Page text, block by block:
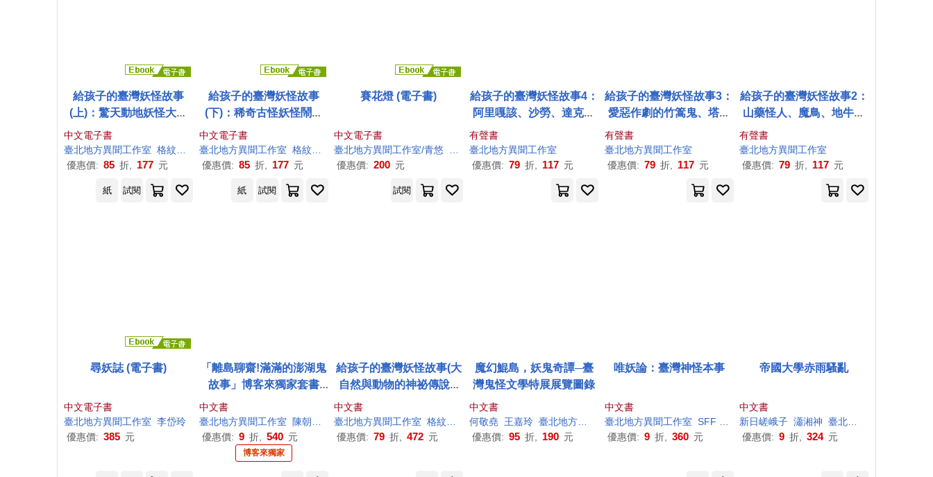
給孩子的臺灣妖怪故事
(上)：驚天動地妖怪大集
合!大自然與動物的神祕傳
說 (電子書)
中文電子書
臺北地方異聞工作室 格紋上的茶漬（莊予瀞）
優惠價: 85 折, 177 元
給孩子的臺灣妖怪故事
(下)：稀奇古怪妖怪鬧翻
天!魔神與巨怪的奇異故事
(電子書)
中文電子書
臺北地方異聞工作室 格紋上的茶漬（莊予瀞）
優惠價: 85 折, 177 元
賽花燈 (電子書)
中文電子書
臺北地方異聞工作室/青悠
葉長青
優惠價: 200 元
給孩子的臺灣妖怪故事4：
阿里嘎該、沙勞、達克拉
哈的神奇故事(有聲書首度
上市) (有聲書)
有聲書
臺北地方異聞工作室
優惠價: 79 折, 117 元
給孩子的臺灣妖怪故事3：
愛惡作劇的竹篙鬼、塔達
塔大、三消的故事(有聲書
首度上市) (有聲書)
有聲書
臺北地方異聞工作室
優惠價: 79 折, 117 元
給孩子的臺灣妖怪故事2：
山藥怪人、魔鳥、地牛與
天狗的傳說(有聲書首度上
市) (有聲書)
有聲書
臺北地方異聞工作室
優惠價: 79 折, 117 元
紙 試閱 紙 試閱 試閱
尋妖誌 (電子書)
中文電子書
臺北地方異聞工作室 李岱玲
優惠價: 385 元
「離島聊齋!滿滿的澎湖鬼
故事」博客來獨家套書
(《望安傳奇》+《妖怪專
家跳島採集旅行》，共2
冊)
中文書
臺北地方異聞工作室 陳朝虹
羅宜凡
優惠價: 9 折, 540 元
博客來獨家
給孩子的臺灣妖怪故事(大
自然與動物的神祕傳說&
魔神與巨怪的奇異故事‧上
下兩冊限量「超有趣」貼
紙贈品版)
中文書
臺北地方異聞工作室 格紋上的茶漬（莊予瀞）
優惠價: 79 折, 472 元
魔幻鯤島，妖鬼奇譚─臺
灣鬼怪文學特展展覽圖錄
中文書
何敬堯
王嘉玲 臺北地方異聞 工作室 Lily 池田 茜藍
優惠價: 95 折, 190 元
唯妖論：臺灣神怪本事
中文書
臺北地方異聞工作室 SFF 金芸萱 青Ching
優惠價: 9 折, 360 元
帝國大學赤雨騷亂
中文書
新日嵯峨子 瀟湘神 臺北地方異聞
優惠價: 9 折, 324 元